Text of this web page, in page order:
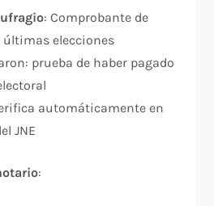
: Comprobante de
últimas elecciones
prueba de haber pagado
automáticamente en
JNE
:​